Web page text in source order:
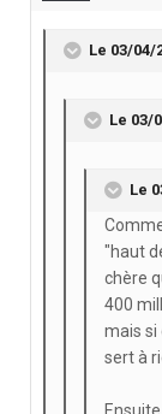
Le 03/04/
Le 03/
Le
"haut
chère
400
mais si
sert à